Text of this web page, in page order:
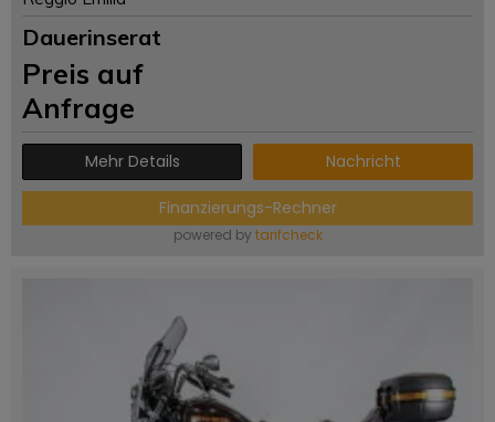
Dauerinserat
Preis auf
Anfrage
Mehr Details Nachricht
Finanzierungs-Rechner
powered by tarifcheck